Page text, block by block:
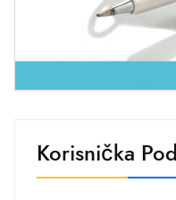
Korisnička